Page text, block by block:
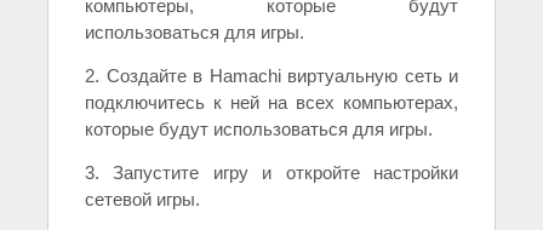
компьютеры, которые будут
использоваться для игры.
2. Создайте в Hamachi виртуальную сеть и
подключитесь к ней на всех компьютерах,
которые будут использоваться для игры.
3. Запустите игру и откройте настройки
сетевой игры.